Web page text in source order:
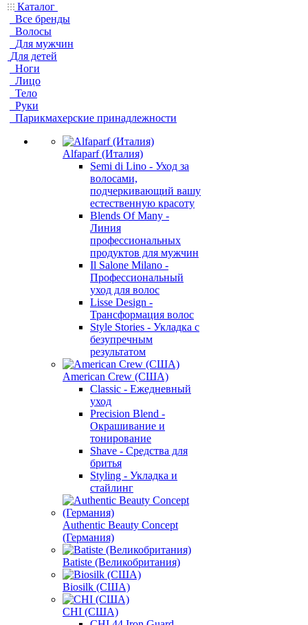
Каталог
Все бренды
Волосы
Для мужчин
Для детей
Ноги
Лицо
Тело
Руки
Парикмахерские принадлежности
Alfaparf (Италия)
Semi di Lino - Уход за
волосами,
подчеркивающий вашу
естественную красоту
Blends Of Many -
Линия
профессиональных
продуктов для мужчин
Il Salone Milano -
Профессиональный
уход для волос
Lisse Design -
Трансформация волос
Style Stories - Укладка с
безупречным
результатом
American Crew (США)
Classic - Ежедневный
уход
Precision Blend -
Окрашивание и
тонирование
Shave - Средства для
бритья
Styling - Укладка и
стайлинг
Authentic Beauty Concept
(Германия)
Batiste (Великобритания)
Biosilk (США)
CHI (США)